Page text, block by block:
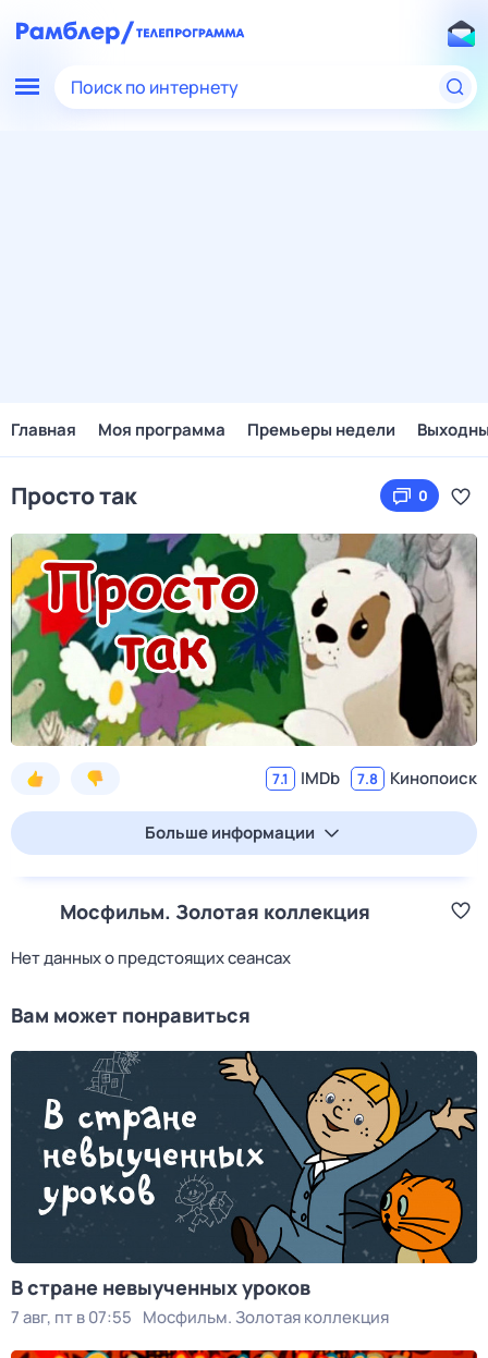
Поиск по интернету
Главная Моя программа Премьеры недели
Просто так 0
7.1 IMDb 7.8 Кинопоиск
Больше информации
Мосфильм. Золотая коллекция
Нет данных о предстоящих сеансах
Вам может понравиться
В стране невыученных уроков
7 авг, пт в 07:55 Мосфильм. Золотая коллекция